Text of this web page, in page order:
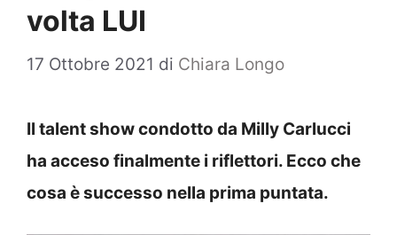
volta LUI
17 Ottobre 2021 di Chiara Longo
Il talent show condotto da Milly Carlucci
ha acceso finalmente i riflettori. Ecco che
cosa è successo nella prima puntata.